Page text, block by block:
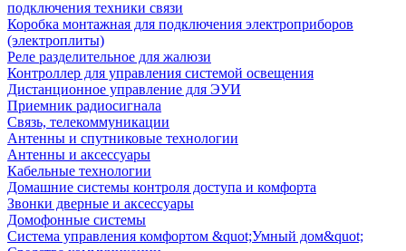
подключения техники связи
Коробка монтажная для подключения электроприборов
(электроплиты)
Реле разделительное для жалюзи
Контроллер для управления системой освещения
Дистанционное управление для ЭУИ
Приемник радиосигнала
Связь, телекоммуникации
Антенны и спутниковые технологии
Антенны и аксессуары
Кабельные технологии
Домашние системы контроля доступа и комфорта
Звонки дверные и аксессуары
Домофонные системы
Система управления комфортом &quot;Умный дом&quot;